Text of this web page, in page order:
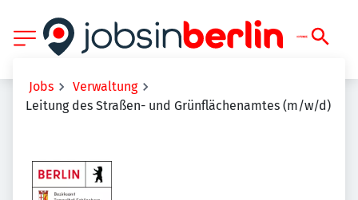
Jobs
Verwaltung
Leitung des Straßen- und Grünflächenamtes (m/w/d)